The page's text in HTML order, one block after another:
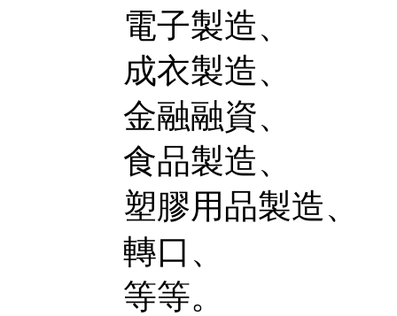
電子製造、
成衣製造、
金融融資、
食品製造、
塑膠用品製造、
轉口、
等等。